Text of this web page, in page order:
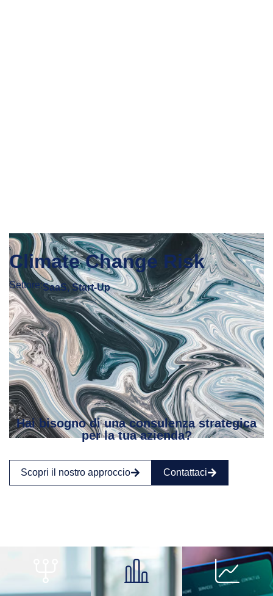
Climate Change Risk
Settore:SaaS,Start-Up
Hai bisogno di una consulenza strategica
per la tua azienda?
Scopri il nostro approccio Contattaci